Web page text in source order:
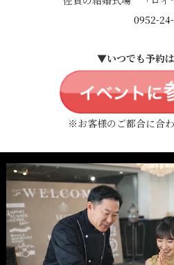
0952-
▼いつでも予約
※お客様のご都合に合